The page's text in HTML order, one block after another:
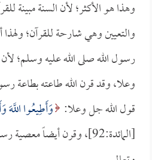
وهذا هو الأكثر؛ لأن السنة مبينة
والتعيين وهي شارحة للقرآن؛
رسول الله صلى الله عليه وسلم؛
وعلا، وقد قرن الله طاعته بطاعة
قول الله جل وعلا: وَأَطِيعُوا
[المائدة:92]، وقرن أيضاً